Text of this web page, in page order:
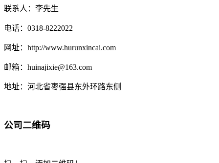
联系人：李先生
电话：0318-8222022
网址：http://www.hurunxincai.com
邮箱：huinajixie@163.com
地址：河北省枣强县东外环路东侧
公司二维码